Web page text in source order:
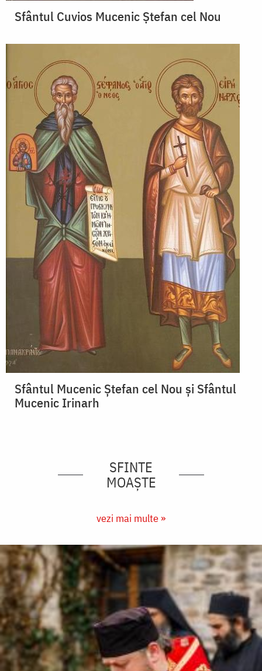
Sfântul Cuvios Mucenic Ștefan cel Nou
Sfântul Mucenic Ștefan cel Nou și Sfântul
Mucenic Irinarh
SFINTE
MOAȘTE
vezi mai multe »